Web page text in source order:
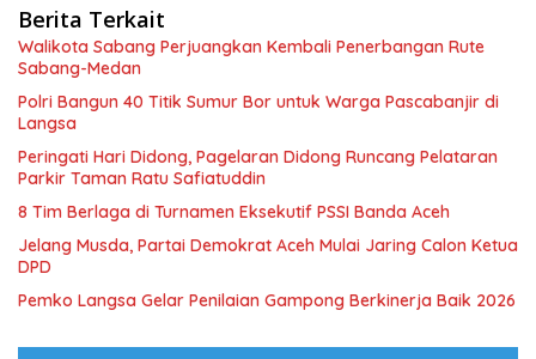
Berita Terkait
Walikota Sabang Perjuangkan Kembali Penerbangan Rute
Sabang-Medan
Polri Bangun 40 Titik Sumur Bor untuk Warga Pascabanjir di
Langsa
Peringati Hari Didong, Pagelaran Didong Runcang Pelataran
Parkir Taman Ratu Safiatuddin
8 Tim Berlaga di Turnamen Eksekutif PSSI Banda Aceh
Jelang Musda, Partai Demokrat Aceh Mulai Jaring Calon Ketua
DPD
Pemko Langsa Gelar Penilaian Gampong Berkinerja Baik 2026